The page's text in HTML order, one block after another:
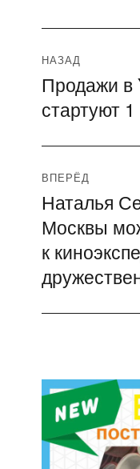
Навигация
по
записям
НАЗАД
Предыдущая
запись:
Продажи в
стартуют
ВПЕРЁД
Следующая
запись:
Наталья
Москвы
к